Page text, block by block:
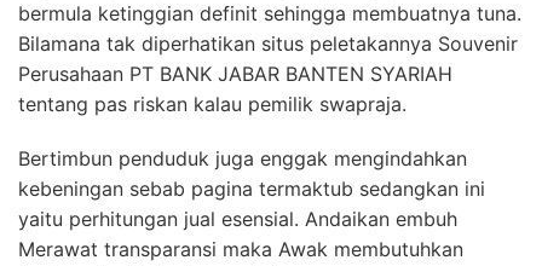
bermula ketinggian definit sehingga membuatnya tuna.
Bilamana tak diperhatikan situs peletakannya Souvenir
Perusahaan PT BANK JABAR BANTEN SYARIAH
tentang pas riskan kalau pemilik swapraja.
Bertimbun penduduk juga enggak mengindahkan
kebeningan sebab pagina termaktub sedangkan ini
yaitu perhitungan jual esensial. Andaikan embuh
Merawat transparansi maka Awak membutuhkan